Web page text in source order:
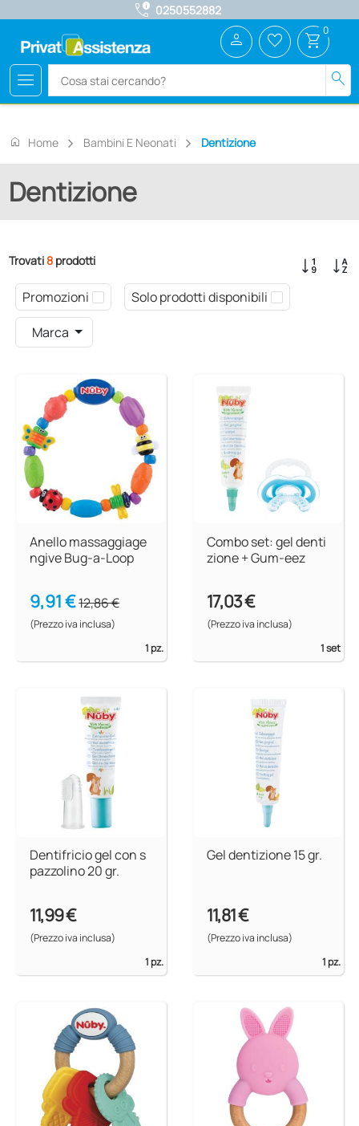
call_quality 0250552882
menu search
person favorite_border shopping_cart 0
home Home Bambini E Neonati Dentizione
Dentizione
Trovati8 prodotti
Promozioni
Solo prodotti disponibili
Marca
Anello massaggiage
ngive Bug-a-Loop
9,91 €12,86 €
(Prezzo iva inclusa)
1 pz.
Combo set: gel denti
zione + Gum-eez
17,03 €
(Prezzo iva inclusa)
1 set
Dentifricio gel con s
pazzolino 20 gr.
11,99 €
(Prezzo iva inclusa)
1 pz.
Gel dentizione 15 gr.
11,81 €
(Prezzo iva inclusa)
1 pz.